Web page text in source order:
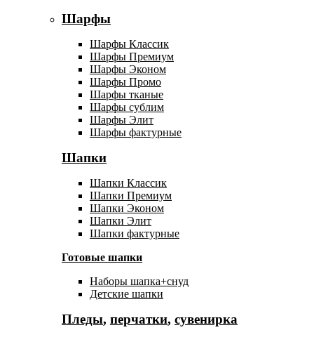
Шарфы
Шарфы Классик
Шарфы Премиум
Шарфы Эконом
Шарфы Промо
Шарфы тканые
Шарфы сублим
Шарфы Элит
Шарфы фактурные
Шапки
Шапки Классик
Шапки Премиум
Шапки Эконом
Шапки Элит
Шапки фактурные
Готовые шапки
Наборы шапка+снуд
Детские шапки
Пледы, перчатки, сувенирка